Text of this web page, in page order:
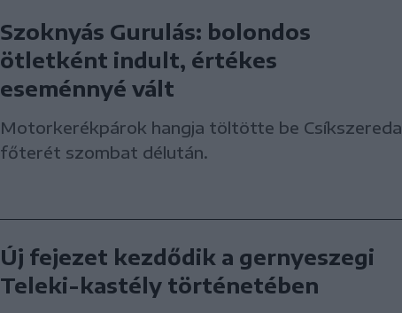
Szoknyás Gurulás: bolondos
ötletként indult, értékes
eseménnyé vált
Motorkerékpárok hangja töltötte be Csíkszereda
főterét szombat délután.
Új fejezet kezdődik a gernyeszegi
Teleki-kastély történetében